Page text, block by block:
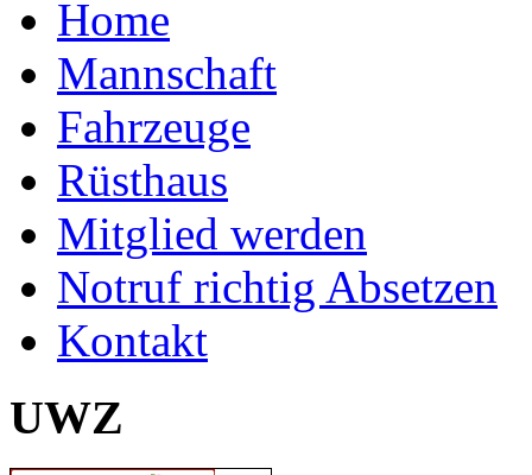
Home
Mannschaft
Fahrzeuge
Rüsthaus
Mitglied werden
Notruf richtig Absetzen
Kontakt
UWZ